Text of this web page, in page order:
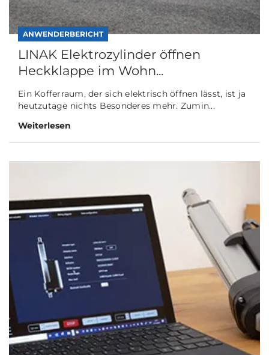
ANWENDERBERICHT
LINAK Elektrozylinder öffnen
Heckklappe im Wohn...
Ein Kofferraum, der sich elektrisch öffnen lässt, ist ja
heutzutage nichts Besonderes mehr. Zumin...
Weiterlesen